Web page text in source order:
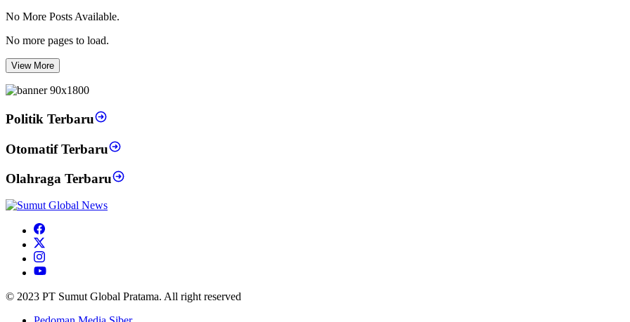
No More Posts Available.
No more pages to load.
View More
Politik Terbaru
Otomatif Terbaru
Olahraga Terbaru
© 2023 PT Sumut Global Pratama. All right reserved